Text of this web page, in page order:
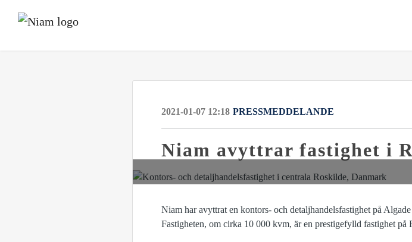
2021-01-07 12:18 PRESSMEDDELANDE
Niam avyttrar fastighet i
Niam har avyttrat en kontors- och detaljhandelsfastighet på
Fastigheten, om cirka 10 000 kvm, är en prestigefylld fastighet på